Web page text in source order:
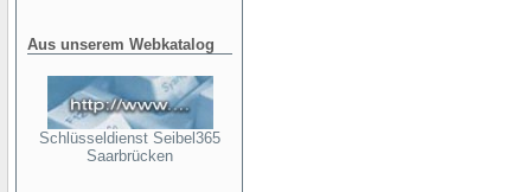
Aus unserem Webkatalog
Schlüsseldienst Seibel365
Saarbrücken